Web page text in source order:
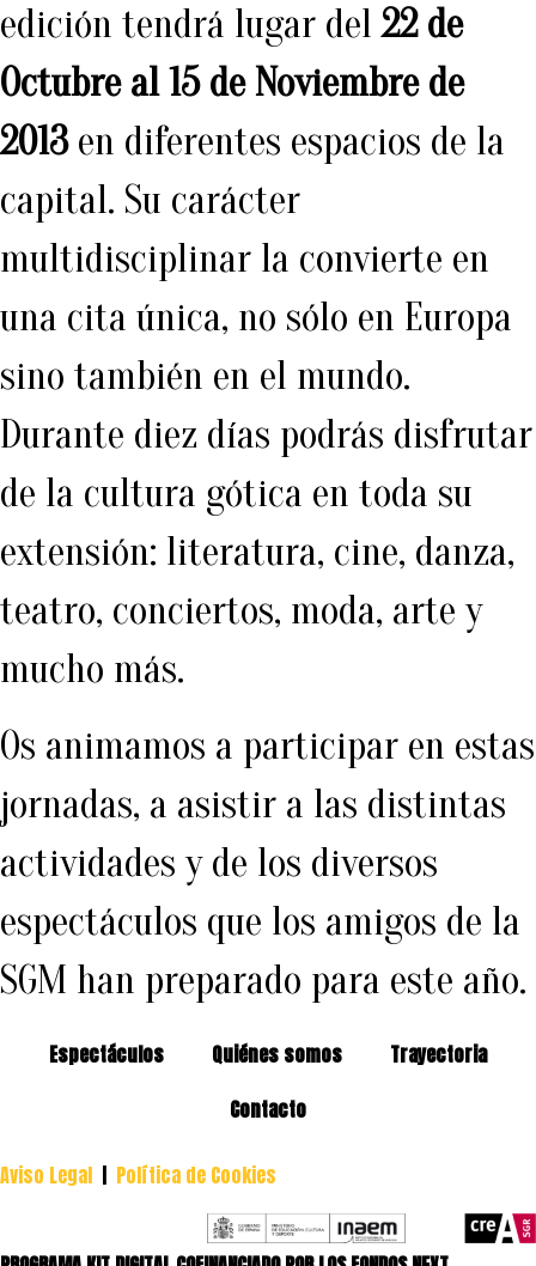
edición tendrá lugar del22 de
Octubre al 15 de Noviembre de
2013en diferentes espacios de la
capital. Su carácter
multidisciplinar la convierte en
una cita única, no sólo en Europa
sino también en el mundo.
Durante diez días podrás disfrutar
de la cultura gótica en toda su
extensión: literatura, cine, danza,
teatro, conciertos, moda, arte y
mucho más.
Os animamos a participar en estas
jornadas, a asistir a las distintas
actividades y de los diversos
espectáculos que los amigos de la
SGM han preparado para este año.
Espectáculos Quiénes somos
Trayectoria
Contacto
Aviso Legal | Política de Cookies